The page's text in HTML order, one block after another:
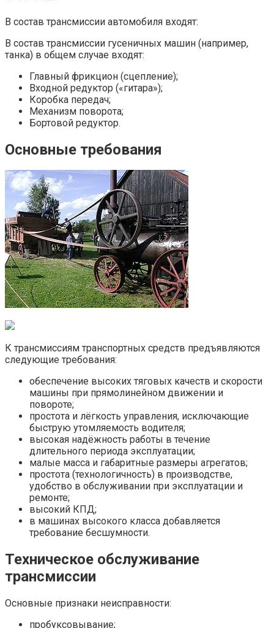
В состав трансмиссии автомобиля входят:
В состав трансмиссии гусеничных машин (например,
танка) в общем случае входят:
Главный фрикцион (сцепление);
Входной редуктор («гитара»);
Коробка передач;
Механизм поворота;
Бортовой редуктор.
Основные требования
К трансмиссиям транспортных средств предъявляются
следующие требования:
обеспечение высоких тяговых качеств и скорости
машины при прямолинейном движении и
повороте;
простота и лёгкость управления, исключающие
быструю утомляемость водителя;
высокая надёжность работы в течение
длительного периода эксплуатации;
малые масса и габаритные размеры агрегатов;
простота (технологичность) в производстве,
удобство в обслуживании при эксплуатации и
ремонте;
высокий КПД;
в машинах высокого класса добавляется
требование бесшумности.
Техническое обслуживание
трансмиссии
Основные признаки неисправности:
пробуксовывание;